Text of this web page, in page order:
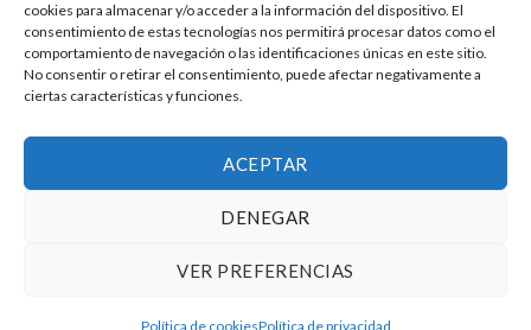
cookies para almacenar y/o acceder a la información del dispositivo. El
consentimiento de estas tecnologías nos permitirá procesar datos como el
comportamiento de navegación o las identificaciones únicas en este sitio.
No consentir o retirar el consentimiento, puede afectar negativamente a
ciertas características y funciones.
ACEPTAR
DENEGAR
VER PREFERENCIAS
Política de cookiesPolítica de privacidad
ENTRADAS RECIENTES
Receta de cocina al vacío frutas “Manzanas asadas en salsa
Receta de Cocina al vacío / Sous Vide “Roast Beef”